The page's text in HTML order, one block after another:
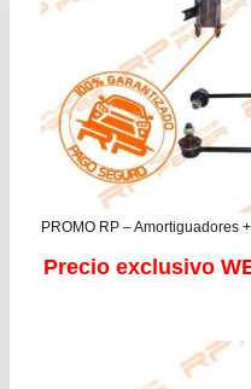
Precio exclusivo